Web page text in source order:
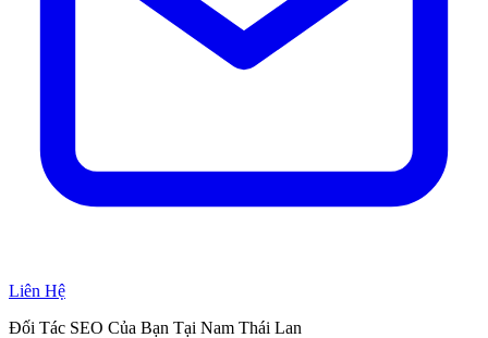
Liên Hệ
Đối Tác SEO Của Bạn Tại Nam Thái Lan